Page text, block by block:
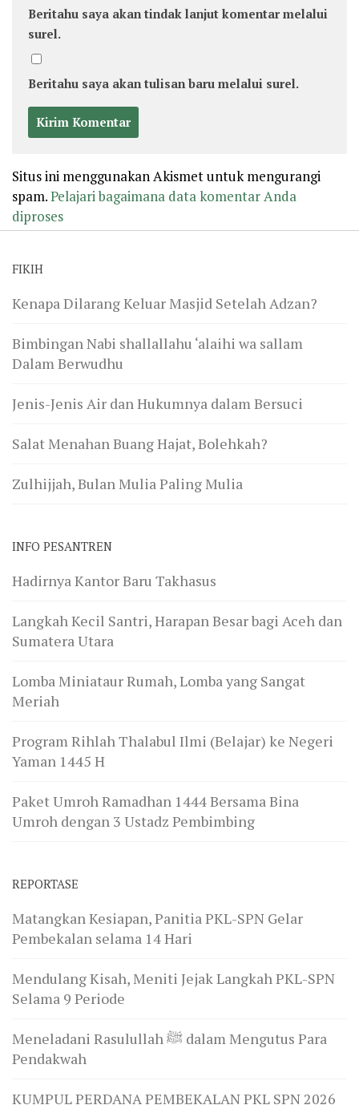
Beritahu saya akan tindak lanjut komentar melalui
surel.
Beritahu saya akan tulisan baru melalui surel.
Situs ini menggunakan Akismet untuk mengurangi
spam.Pelajari bagaimana data komentar Anda
diproses
FIKIH
Kenapa Dilarang Keluar Masjid Setelah Adzan?
Bimbingan Nabi shallallahu ‘alaihi wa sallam
Dalam Berwudhu
Jenis-Jenis Air dan Hukumnya dalam Bersuci
Salat Menahan Buang Hajat, Bolehkah?
Zulhijjah, Bulan Mulia Paling Mulia
INFO PESANTREN
Hadirnya Kantor Baru Takhasus
Langkah Kecil Santri, Harapan Besar bagi Aceh dan
Sumatera Utara
Lomba Miniataur Rumah, Lomba yang Sangat
Meriah
Program Rihlah Thalabul Ilmi (Belajar) ke Negeri
Yaman 1445 H
Paket Umroh Ramadhan 1444 Bersama Bina
Umroh dengan 3 Ustadz Pembimbing
REPORTASE
Matangkan Kesiapan, Panitia PKL-SPN Gelar
Pembekalan selama 14 Hari
Mendulang Kisah, Meniti Jejak Langkah PKL-SPN
Selama 9 Periode
Meneladani Rasulullah ﷺ dalam Mengutus Para
Pendakwah
KUMPUL PERDANA PEMBEKALAN PKL SPN 2026